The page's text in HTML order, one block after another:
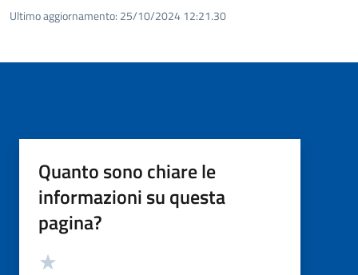
Ultimo aggiornamento: 25/10/2024 12:21.30
Quanto sono chiare le
informazioni su questa
pagina?
Valutazione